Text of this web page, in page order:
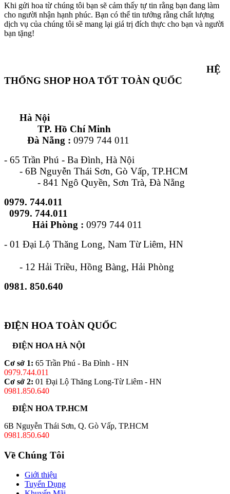
Khi gửi hoa từ chúng tôi bạn sẽ cảm thấy tự tin rằng bạn đang làm
cho người nhận hạnh phúc. Bạn có thể tin tưởng rằng chất lượng
dịch vụ của chúng tôi sẽ mang lại giá trị đích thực cho bạn và người
bạn tặng!
HỆ
THỐNG SHOP HOA TỐT TOÀN QUỐC
Hà Nội
TP. Hồ Chí Minh
Đà Nẵng : 0979 744 011
- 65 Trần Phú - Ba Đình, Hà Nội
- 6B Nguyễn Thái Sơn, Gò Vấp, TP.HCM
- 841 Ngô Quyền, Sơn Trà, Đà Nẵng
0979. 744.011
0979. 744.011
Hải Phòng : 0979 744 011
- 01 Đại Lộ Thăng Long, Nam Từ Liêm, HN
- 12 Hải Triều, Hồng Bàng, Hải Phòng
0981. 850.640
ĐIỆN HOA TOÀN QUỐC
ĐIỆN HOA HÀ NỘI
Cơ sở 1: 65 Trần Phú - Ba Đình - HN
0979.744.011
Cơ sở 2: 01 Đại Lộ Thăng Long-Từ Liêm - HN
0981.850.640
ĐIỆN HOA TP.HCM
6B Nguyễn Thái Sơn, Q. Gò Vấp, TP.HCM
0981.850.640
Về Chúng Tôi
Giới thiệu
Tuyển Dụng